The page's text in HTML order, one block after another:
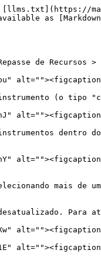
[llms.txt](https://
as
de Recursos >
(o tipo
dentro
mais de
Para